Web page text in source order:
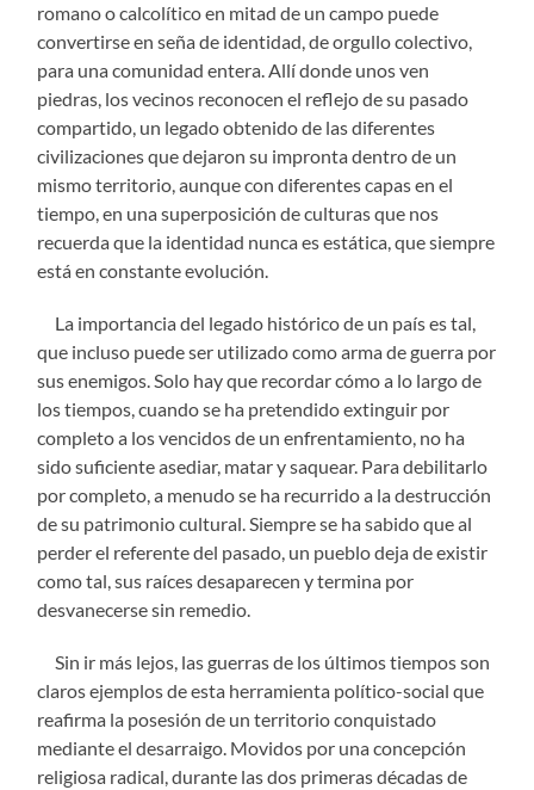
romano o calcolítico en mitad de un campo puede
convertirse en seña de identidad, de orgullo colectivo,
para una comunidad entera. Allí donde unos ven
piedras, los vecinos reconocen el reflejo de su pasado
compartido, un legado obtenido de las diferentes
civilizaciones que dejaron su impronta dentro de un
mismo territorio, aunque con diferentes capas en el
tiempo, en una superposición de culturas que nos
recuerda que la identidad nunca es estática, que siempre
está en constante evolución.
La importancia del legado histórico de un país es tal,
que incluso puede ser utilizado como arma de guerra por
sus enemigos. Solo hay que recordar cómo a lo largo de
los tiempos, cuando se ha pretendido extinguir por
completo a los vencidos de un enfrentamiento, no ha
sido suficiente asediar, matar y saquear. Para debilitarlo
por completo, a menudo se ha recurrido a la destrucción
de su patrimonio cultural. Siempre se ha sabido que al
perder el referente del pasado, un pueblo deja de existir
como tal, sus raíces desaparecen y termina por
desvanecerse sin remedio.
Sin ir más lejos, las guerras de los últimos tiempos son
claros ejemplos de esta herramienta político-social que
reafirma la posesión de un territorio conquistado
mediante el desarraigo. Movidos por una concepción
religiosa radical, durante las dos primeras décadas de